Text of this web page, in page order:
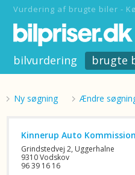
Vurdering af brugte biler -
bilvurdering brugte
Ny søgning Ændre
Kinnerup Auto Kommission
Grindstedvej 2, Uggerhalne
9310 Vodskov
96 39 16 16